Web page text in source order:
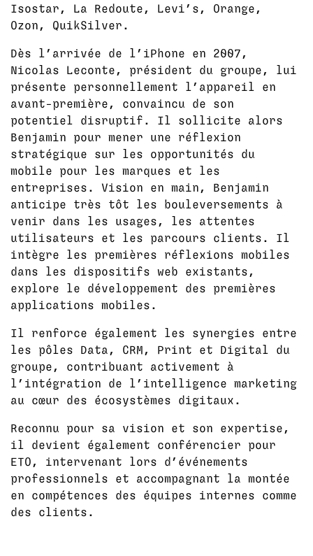
Isostar, La Redoute, Levi’s, Orange,
Ozon, QuikSilver.
Dès l’arrivée de l’iPhone en 2007,
Nicolas Leconte, président du groupe, lui
présente personnellement l’appareil en
avant-première, convaincu de son
potentiel disruptif. Il sollicite alors
Benjamin pour mener une réflexion
stratégique sur les opportunités du
mobile pour les marques et les
entreprises. Vision en main, Benjamin
anticipe très tôt les bouleversements à
venir dans les usages, les attentes
utilisateurs et les parcours clients. Il
intègre les premières réflexions mobiles
dans les dispositifs web existants,
explore le développement des premières
applications mobiles.
Il renforce également les synergies entre
les pôles Data, CRM, Print et Digital du
groupe, contribuant activement à
l’intégration de l’intelligence marketing
au cœur des écosystèmes digitaux.
Reconnu pour sa vision et son expertise,
il devient également conférencier pour
ETO, intervenant lors d’événements
professionnels et accompagnant la montée
en compétences des équipes internes comme
des clients.